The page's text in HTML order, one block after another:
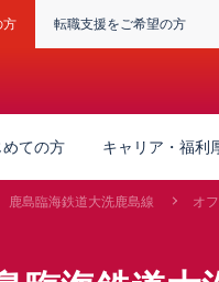
方 転職支援をご希望の方
めての方 キャリア・福利
鹿島臨海鉄道大洗鹿島線 オ